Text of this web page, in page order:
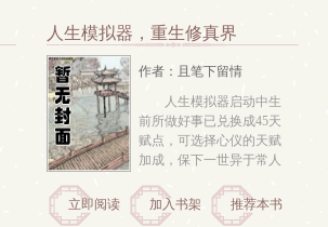
盘，可创造一切世界。 创
造的世界规则越完美，世
界越强大，自身与国民...
人生模拟器，重生修真界
作者：且笔下留情
人生模拟器启动中生
前所做好事已兑换成45天
赋点，可选择心仪的天赋
加成，保下一世异于常人
家境0体质0气运0智慧0重
开人生，这个世界充满了
立即阅读 加入书架 推荐本书